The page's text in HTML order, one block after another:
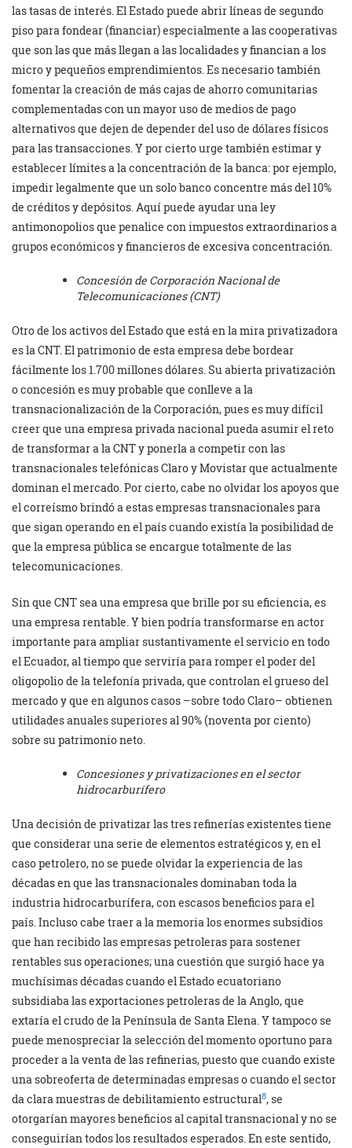
las tasas de interés. El Estado puede abrir líneas de segundo
piso para fondear (financiar) especialmente a las cooperativas
que son las que más llegan a las localidades y financian a los
micro y pequeños emprendimientos. Es necesario también
fomentar la creación de más cajas de ahorro comunitarias
complementadas con un mayor uso de medios de pago
alternativos que dejen de depender del uso de dólares físicos
para las transacciones. Y por cierto urge también estimar y
establecer límites a la concentración de la banca: por ejemplo,
impedir legalmente que un solo banco concentre más del 10%
de créditos y depósitos. Aquí puede ayudar una ley
antimonopolios que penalice con impuestos extraordinarios a
grupos económicos y financieros de excesiva concentración.
Concesión de Corporación Nacional de
Telecomunicaciones (CNT)
Otro de los activos del Estado que está en la mira privatizadora
es la CNT. El patrimonio de esta empresa debe bordear
fácilmente los 1.700 millones dólares. Su abierta privatización
o concesión es muy probable que conlleve a la
transnacionalización de la Corporación, pues es muy difícil
creer que una empresa privada nacional pueda asumir el reto
de transformar a la CNT y ponerla a competir con las
transnacionales telefónicas Claro y Movistar que actualmente
dominan el mercado. Por cierto, cabe no olvidar los apoyos que
el correísmo brindó a estas empresas transnacionales para
que sigan operando en el país cuando existía la posibilidad de
que la empresa pública se encargue totalmente de las
telecomunicaciones.
Sin que CNT sea una empresa que brille por su eficiencia, es
una empresa rentable. Y bien podría transformarse en actor
importante para ampliar sustantivamente el servicio en todo
el Ecuador, al tiempo que serviría para romper el poder del
oligopolio de la telefonía privada, que controlan el grueso del
mercado y que en algunos casos –sobre todo Claro– obtienen
utilidades anuales superiores al 90% (noventa por ciento)
sobre su patrimonio neto.
Concesiones y privatizaciones en el sector
hidrocarburífero
Una decisión de privatizar las tres refinerías existentes tiene
que considerar una serie de elementos estratégicos y, en el
caso pe­trolero, no se puede olvidar la experien­cia de las
décadas en que las transnacio­nales dominaban toda la
industria hidro­carburífera, con escasos beneficios para el
país. Incluso cabe traer a la memoria los enormes subsidios
que han recibido las empresas petroleras para sostener
rentables sus operaciones; una cuestión que surgió hace ya
muchísimas décadas cuando el Estado ecuatoriano
subsidiaba las exportaciones petroleras de la Anglo, que
extaría el crudo de la Península de Santa Elena. Y tampoco se
puede menospre­ciar la selección del momento oportuno para
proceder a la venta de las refinerias, puesto que cuando existe
una sobre­oferta de determinadas empresas o cuando el sector
da clara muestras de debilitamiento estructural8, se
otorgarían mayores beneficios al capital transnacional y no se
conseguirían todos los resultados espera­dos. En este sentido,